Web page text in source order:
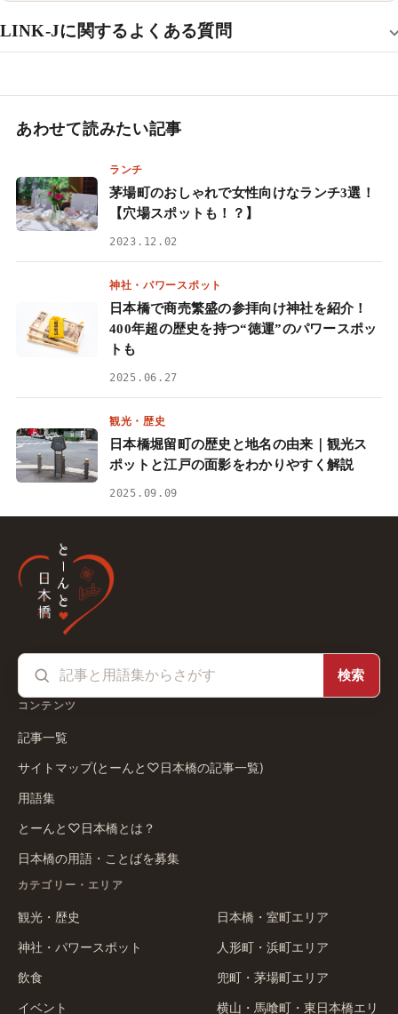
LINK-Jに関するよくある質問
あわせて読みたい記事
ランチ
茅場町のおしゃれで女性向けなランチ3選！
【穴場スポットも！？】
2023.12.02
神社・パワースポット
日本橋で商売繁盛の参拝向け神社を紹介！
400年超の歴史を持つ“徳運”のパワースポッ
トも
2025.06.27
観光・歴史
日本橋堀留町の歴史と地名の由来｜観光ス
ポットと江戸の面影をわかりやすく解説
2025.09.09
検索
コンテンツ
記事一覧
サイトマップ(とーんと♡日本橋の記事一覧)
用語集
とーんと♡日本橋とは？
日本橋の用語・ことばを募集
カテゴリー・エリア
観光・歴史
神社・パワースポット
飲食
イベント
日本橋・室町エリア
人形町・浜町エリア
兜町・茅場町エリア
横山・馬喰町・東日本橋エリ